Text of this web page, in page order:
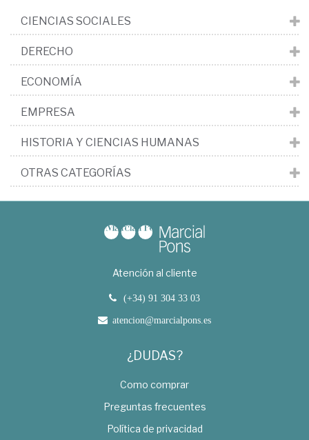
CIENCIAS SOCIALES
DERECHO
ECONOMÍA
EMPRESA
HISTORIA Y CIENCIAS HUMANAS
OTRAS CATEGORÍAS
Atención al cliente
(+34) 91 304 33 03
atencion@marcialpons.es
¿DUDAS?
Como comprar
Preguntas frecuentes
Política de privacidad